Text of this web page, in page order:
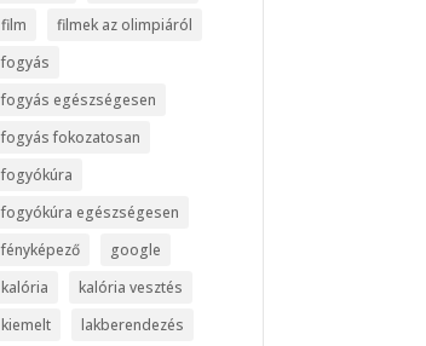
film
filmek az olimpiáról
fogyás
fogyás egészségesen
fogyás fokozatosan
fogyókúra
fogyókúra egészségesen
fényképező
google
kalória
kalória vesztés
kiemelt
lakberendezés